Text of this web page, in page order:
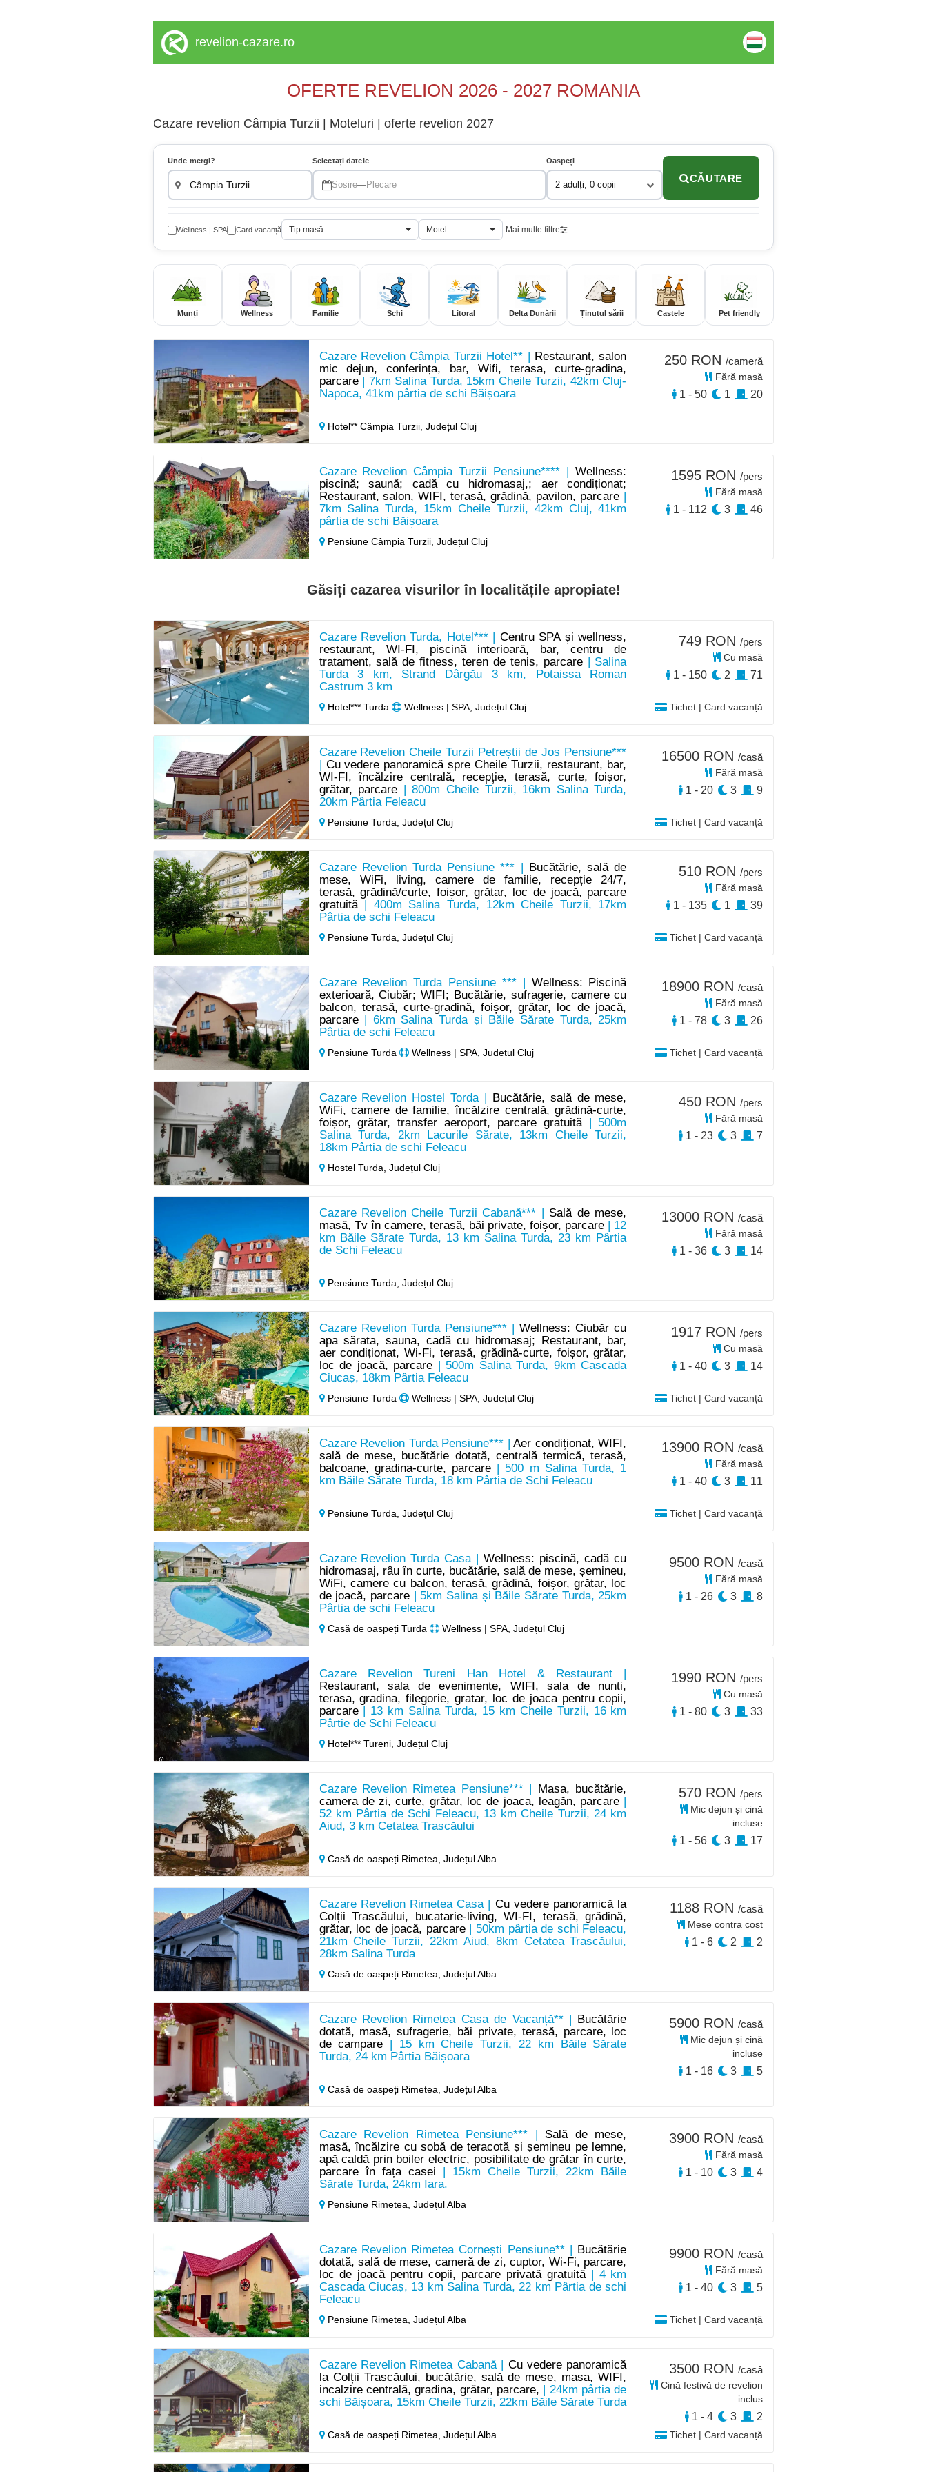
revelion-cazare.ro
OFERTE REVELION 2026 - 2027 ROMANIA
Cazare revelion Câmpia Turzii | Moteluri | oferte revelion 2027
Unde mergi? Selectați datele
Sosire—Plecare
Oaspeți
2 adulți, 0 copii
CĂUTARE
Wellness | SPA Card vacanță Tip masă Motel Mai multe filtre
Munți Wellness Familie Schi Litoral Delta Dunării Ținutul sării Castele Pet friendly
Cazare Revelion Câmpia Turzii Hotel** |
Restaurant, salon
mic dejun, conferința, bar, Wifi, terasa, curte-gradina,
parcare| 7km Salina Turda, 15km Cheile Turzii, 42km Cluj-
Napoca, 41km pârtia de schi Băișoara
Hotel** Câmpia Turzii, Județul Cluj
250 RON /cameră
Fără masă
1 - 50 1 20
Cazare Revelion Câmpia Turzii Pensiune**** |Wellness:
piscină; saună; cadă cu hidromasaj,; aer condiționat;
Restaurant, salon, WIFI, terasă, grădină, pavilon, parcare
7km Salina Turda, 15km Cheile Turzii, 42km Cluj, 41km
pârtia de schi Băișoara
Pensiune Câmpia Turzii, Județul Cluj
1595 RON /pers
Fără masă
1 - 112 3 46
Găsiți cazarea visurilor în localitățile apropiate!
Cazare Revelion Turda, Hotel*** | Centru SPA și wellness,
restaurant, WI-FI, piscină interioară, bar, centru de
tratament, sală de fitness, teren de tenis, parcare| Salina
Turda 3 km, Strand Dârgău 3 km, Potaissa Roman
Castrum 3 km
Hotel*** Turda Wellness | SPA, Județul Cluj Tichet | Card vacanță
749 RON /pers
Cu masă
1 - 150 2 71
Cazare Revelion Cheile Turzii Petreștii de Jos Pensiune***
Cu vedere panoramică spre Cheile Turzii, restaurant, bar,
WI-FI, încălzire centrală, recepție, terasă, curte, foișor,
grătar, parcare | 800m Cheile Turzii, 16km Salina Turda,
20km Pârtia Feleacu
Pensiune Turda, Județul Cluj Tichet | Card vacanță
16500 RON /casă
Fără masă
1 - 20 3 9
Cazare Revelion Turda Pensiune *** |
Bucătărie, sală de
mese, WiFi, living, camere de familie, recepție 24/7,
terasă, grădină/curte, foișor, grătar, loc de joacă, parcare
gratuită| 400m Salina Turda, 12km Cheile Turzii, 17km
Pârtia de schi Feleacu
Pensiune Turda, Județul Cluj Tichet | Card vacanță
510 RON /pers
Fără masă
1 - 135 1 39
Cazare Revelion Turda Pensiune *** | Wellness: Piscină
exterioară, Ciubăr; WIFI; Bucătărie, sufragerie, camere cu
balcon, terasă, curte-gradină, foișor, grătar, loc de joacă,
parcare| 6km Salina Turda și Băile Sărate Turda, 25km
Pârtia de schi Feleacu
Pensiune Turda Wellness | SPA, Județul Cluj Tichet | Card vacanță
18900 RON /casă
Fără masă
1 - 78 3 26
Cazare Revelion Hostel Torda |
Bucătărie, sală de mese,
WiFi, camere de familie, încălzire centrală, grădină-curte,
foișor, grătar, transfer aeroport, parcare gratuită| 500m
Salina Turda, 2km Lacurile Sărate, 13km Cheile Turzii,
18km Pârtia de schi Feleacu
Hostel Turda, Județul Cluj
450 RON /pers
Fără masă
1 - 23 3 7
Cazare Revelion Cheile Turzii Cabană*** | Sală de mese,
masă, Tv în camere, terasă, băi private, foișor, parcare | 12
km Băile Sărate Turda, 13 km Salina Turda, 23 km Pârtia
de Schi Feleacu
Pensiune Turda, Județul Cluj
13000 RON /casă
Fără masă
1 - 36 3 14
Cazare Revelion Turda Pensiune*** |Wellness: Ciubăr cu
apa sărata, sauna, cadă cu hidromasaj; Restaurant, bar,
aer condiționat, Wi-Fi, terasă, grădină-curte, foișor, grătar,
loc de joacă, parcare | 500m Salina Turda, 9km Cascada
Ciucaș, 18km Pârtia Feleacu
Pensiune Turda Wellness | SPA, Județul Cluj Tichet | Card vacanță
1917 RON /pers
Cu masă
1 - 40 3 14
Cazare Revelion Turda Pensiune*** |Aer condiționat, WIFI,
sală de mese, bucătărie dotată, centrală termică, terasă,
balcoane, gradina-curte, parcare| 500 m Salina Turda, 1
km Băile Sărate Turda, 18 km Pârtia de Schi Feleacu
Pensiune Turda, Județul Cluj Tichet | Card vacanță
13900 RON /casă
Fără masă
1 - 40 3 11
Cazare Revelion Turda Casa |Wellness: piscină, cadă cu
hidromasaj, râu în curte, bucătărie, sală de mese, șemineu,
WiFi, camere cu balcon, terasă, grădină, foișor, grătar, loc
de joacă, parcare| 5km Salina și Băile Sărate Turda, 25km
Pârtia de schi Feleacu
Casă de oaspeți Turda Wellness | SPA, Județul Cluj
9500 RON /casă
Fără masă
1 - 26 3 8
Cazare Revelion Tureni Han Hotel & Restaurant |
Restaurant, sala de evenimente, WIFI, sala de nunti,
terasa, gradina, filegorie, gratar, loc de joaca pentru copii,
parcare| 13 km Salina Turda, 15 km Cheile Turzii, 16 km
Pârtie de Schi Feleacu
Hotel*** Tureni, Județul Cluj
1990 RON /pers
Cu masă
1 - 80 3 33
Cazare Revelion Rimetea Pensiune*** |
Masa, bucătărie,
camera de zi, curte, grătar, loc de joaca, leagăn, parcare
52 km Pârtia de Schi Feleacu, 13 km Cheile Turzii, 24 km
Aiud, 3 km Cetatea Trascăului
Casă de oaspeți Rimetea, Județul Alba
570 RON /pers
Mic dejun și cină
incluse
1 - 56 3 17
Cazare Revelion Rimetea Casa | Cu vedere panoramică la
Colții Trascăului, bucatarie-living, WI-FI, terasă, grădină,
grătar, loc de joacă, parcare| 50km pârtia de schi Feleacu,
21km Cheile Turzii, 22km Aiud, 8km Cetatea Trascăului,
28km Salina Turda
Casă de oaspeți Rimetea, Județul Alba
1188 RON /casă
Mese contra cost
1 - 6 2 2
Cazare Revelion Rimetea Casa de Vacanță** |
Bucătărie
dotată, masă, sufragerie, băi private, terasă, parcare, loc
de campare | 15 km Cheile Turzii, 22 km Băile Sărate
Turda, 24 km Pârtia Băișoara
Casă de oaspeți Rimetea, Județul Alba
5900 RON /casă
Mic dejun și cină
incluse
1 - 16 3 5
Cazare Revelion Rimetea Pensiune*** | Sală de mese,
masă, încălzire cu sobă de teracotă și șemineu pe lemne,
apă caldă prin boiler electric, posibilitate de grătar în curte,
parcare în fața casei | 15km Cheile Turzii, 22km Băile
Sărate Turda, 24km Iara.
Pensiune Rimetea, Județul Alba
3900 RON /casă
Fără masă
1 - 10 3 4
Cazare Revelion Rimetea Cornești Pensiune** |
Bucătărie
dotată, sală de mese, cameră de zi, cuptor, Wi-Fi, parcare,
loc de joacă pentru copii, parcare privată gratuită| 4 km
Cascada Ciucaș, 13 km Salina Turda, 22 km Pârtia de schi
Feleacu
Pensiune Rimetea, Județul Alba Tichet | Card vacanță
9900 RON /casă
Fără masă
1 - 40 3 5
Cazare Revelion Rimetea Cabană | Cu vedere panoramică
la Colții Trascăului, bucătărie, sală de mese, masa, WIFI,
incalzire centrală, gradina, grătar, parcare, | 24km pârtia de
schi Băișoara, 15km Cheile Turzii, 22km Băile Sărate Turda
Casă de oaspeți Rimetea, Județul Alba Tichet | Card vacanță
3500 RON /casă
Cină festivă de revelion
inclus
1 - 4 3 2